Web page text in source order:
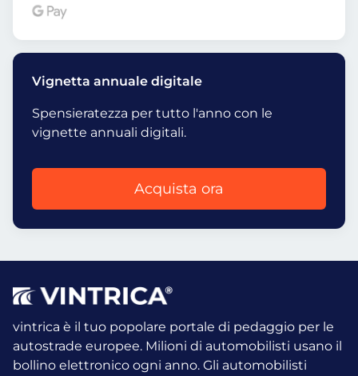
Vignetta annuale digitale
Spensieratezza per tutto l'anno con le
vignette annuali digitali.
Acquista ora
vintrica è il tuo popolare portale di pedaggio per le
autostrade europee. Milioni di automobilisti usano il
bollino elettronico ogni anno. Gli automobilisti